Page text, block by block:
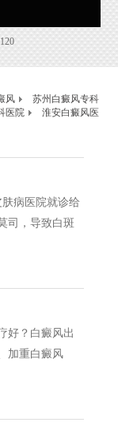
风
苏州白癜风专科
医院
淮安白癜风医
病医院就诊给
司，导致白斑
好？白癜风出
加重白癜风